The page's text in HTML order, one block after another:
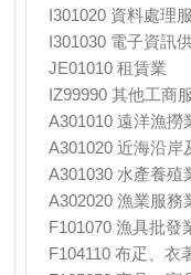
I301020 資料處理
I301030 電子資訊
JE01010 租賃業
IZ99990 其他工商
A301010 遠洋漁撈
A301020 近海沿岸
A301030 水產養殖
A302020 漁業服務
F101070 漁具批發
F104110 布疋、衣